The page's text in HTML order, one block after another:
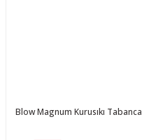
Blow Magnum Kurusıkı Tabanca